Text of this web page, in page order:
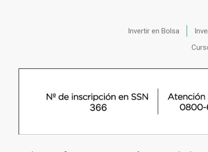
Invertir en Bolsa